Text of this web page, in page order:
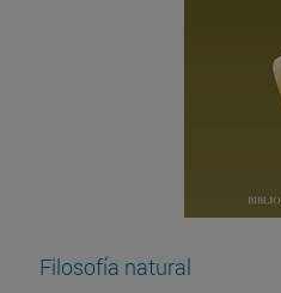
Filosofía natural